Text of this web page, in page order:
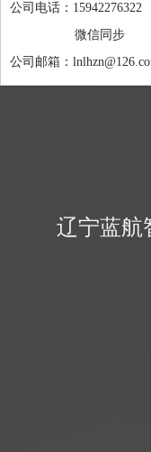
公司电话：15942276322
微信同步
公司邮箱：
辽宁蓝航